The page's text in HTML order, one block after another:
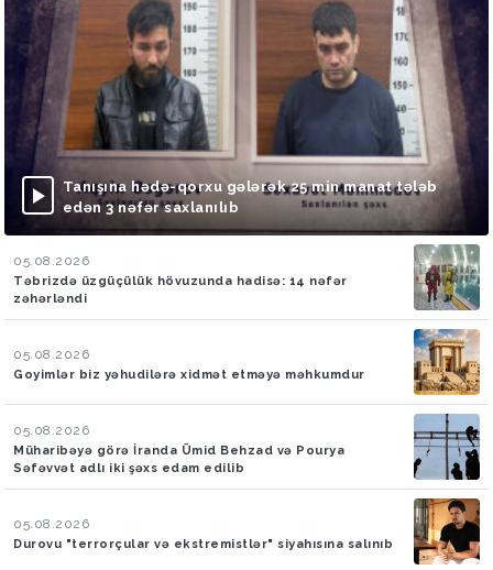
Tanışına hədə-qorxu gələrək 25 min manat tələb
edən 3 nəfər saxlanılıb
05.08.2026
Təbrizdə üzgüçülük hövuzunda hadisə: 14 nəfər
zəhərləndi
05.08.2026
Goyimlər biz yəhudilərə xidmət etməyə məhkumdur
05.08.2026
Müharibəyə görə İranda Ümid Behzad və Pourya
Səfəvvət adlı iki şəxs edam edilib
05.08.2026
Durovu "terrorçular və ekstremistlər" siyahısına salınıb